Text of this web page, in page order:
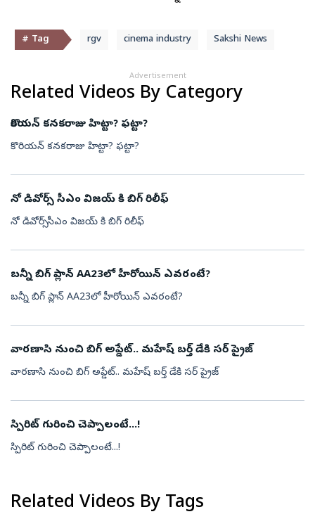
# Tag rgv cinema industry Sakshi News
Advertisement
Related Videos By Category
కొరియన్ కనకరాజు హిట్టా? ఫట్టా?
కొరియన్ కనకరాజు హిట్టా? ఫట్టా?
నో డివోర్స్ సీఎం విజయ్ కి బిగ్ రిలీఫ్
నో డివోర్స్ సీఎం విజయ్ కి బిగ్ రిలీఫ్
బన్నీ బిగ్ ప్లాన్ AA23లో హీరోయిన్ ఎవరంటే?
బన్నీ బిగ్ ప్లాన్ AA23లో హీరోయిన్ ఎవరంటే?
వారణాసి నుంచి బిగ్ అప్డేట్.. మహేష్ బర్త్ డేకి సర్ ప్రైజ్
వారణాసి నుంచి బిగ్ అప్డేట్.. మహేష్ బర్త్ డేకి సర్ ప్రైజ్
స్పిరిట్ గురించి చెప్పాలంటే...!
స్పిరిట్ గురించి చెప్పాలంటే...!
Related Videos By Tags